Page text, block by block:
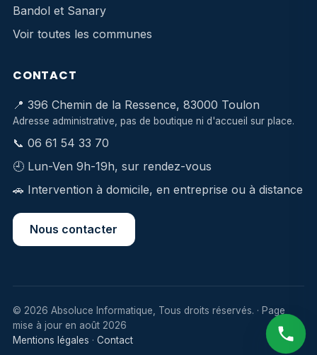
Bandol et Sanary
Voir toutes les communes
CONTACT
📍 396 Chemin de la Ressence, 83000 Toulon
Adresse administrative, pas de boutique ni d'accueil sur place.
📞 06 61 54 33 70
🕘 Lun-Ven 9h-19h, sur rendez-vous
🚗 Intervention à domicile, en entreprise ou à distance
Nous contacter
© 2026 Absoluce Informatique, Tous droits réservés. · Page
mise à jour en août 2026
Mentions légales · Contact